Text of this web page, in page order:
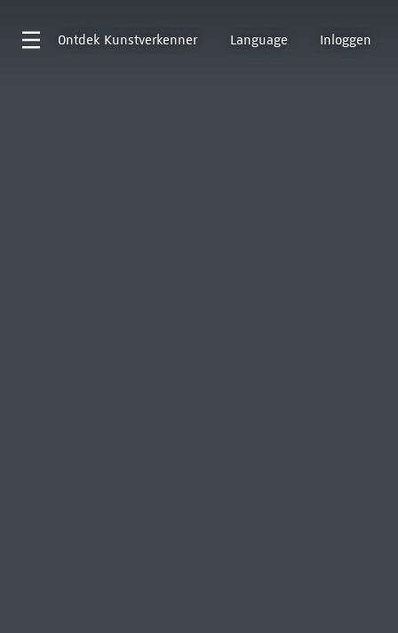
Ontdek Kunstverkenner Language Inloggen